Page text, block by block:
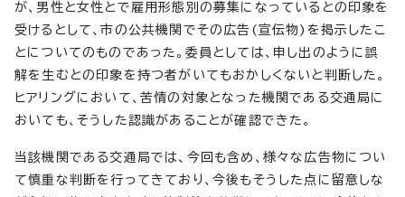
が、男性と女性とで雇用形態別の募集になっているとの印象を
受けるとして、市の公共機関でその広告(宣伝物)を掲示したこ
とについてのものであった。委員としては、申し出のように誤
解を生むとの印象を持つ者がいてもおかしくないと判断した。
ヒアリングにおいて、苦情の対象となった機関である交通局に
おいても、そうした認識があることが確認できた。
当該機関である交通局では、今回も含め、様々な広告物につい
て慎重な判断を行ってきており、今後もそうした点に留意しな